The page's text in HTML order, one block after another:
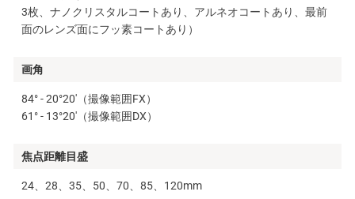
3枚、ナノクリスタルコートあり、アルネオコートあり、最前
面のレンズ面にフッ素コートあり）
画角
84° - 20°20′（撮像範囲FX）
61° - 13°20′（撮像範囲DX）
焦点距離目盛
24、28、35、50、70、85、120mm